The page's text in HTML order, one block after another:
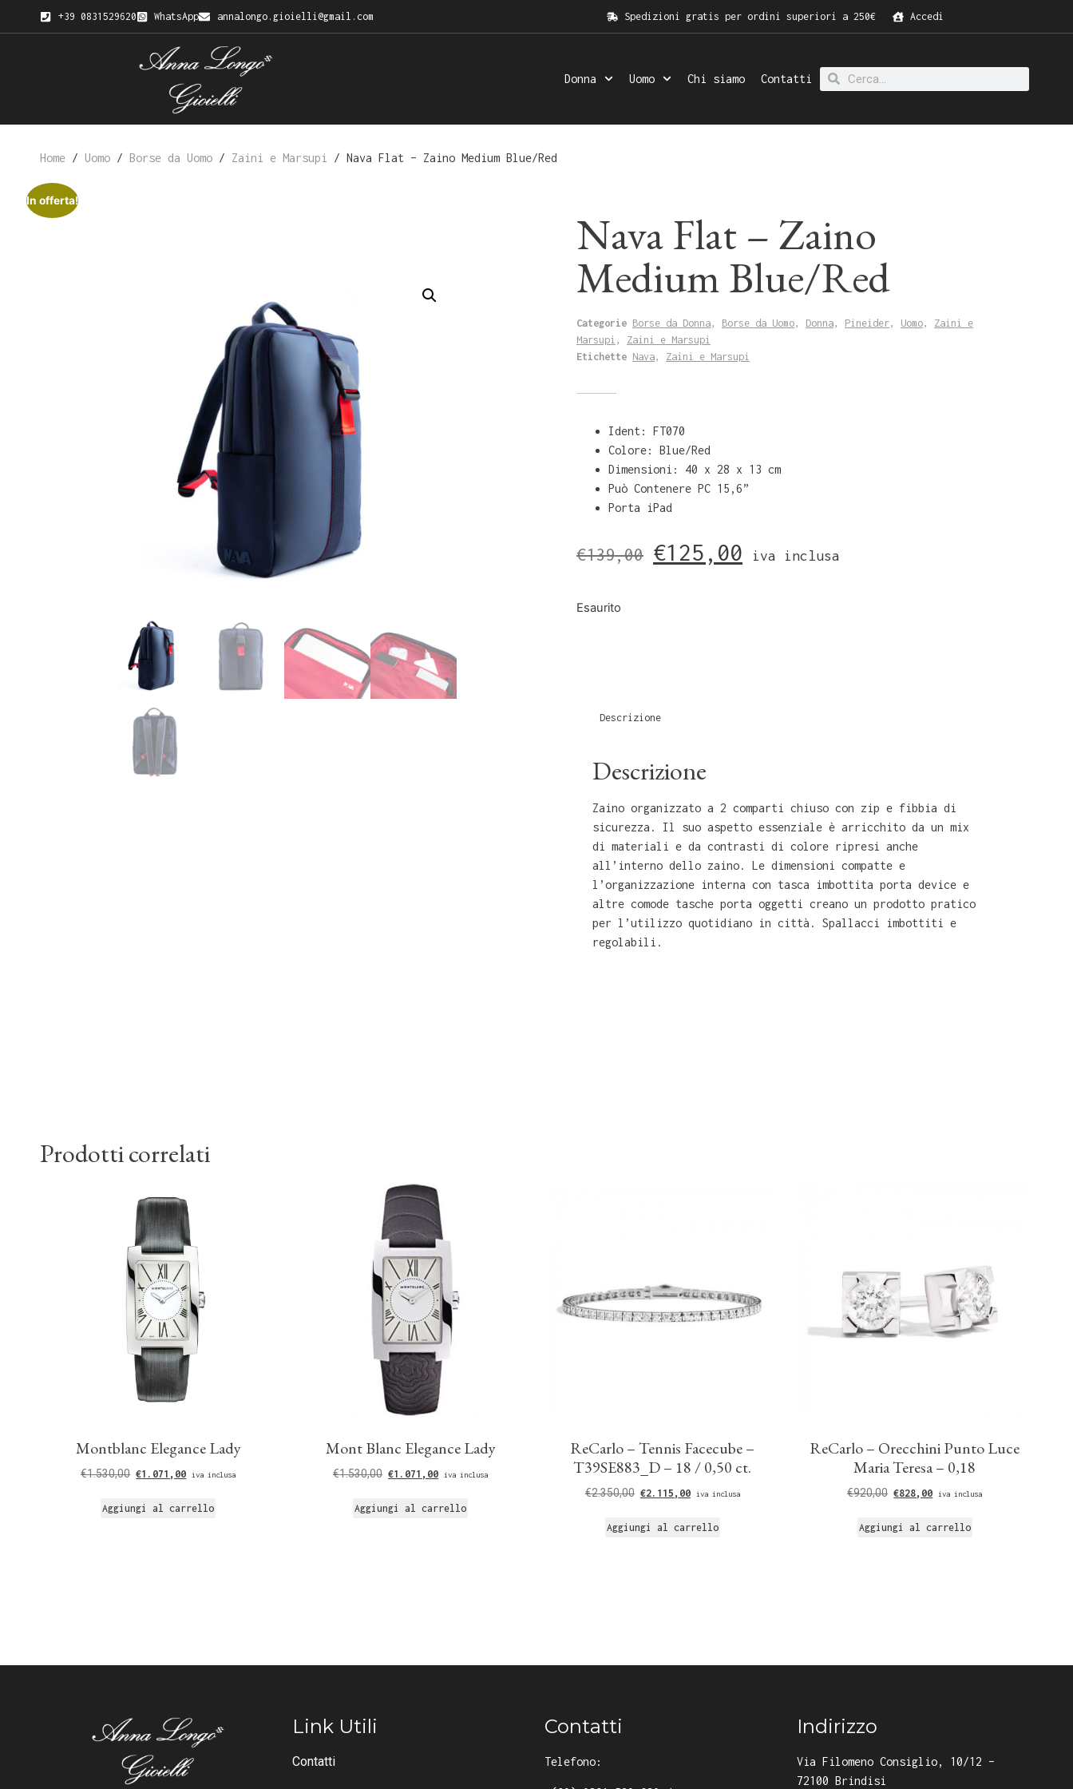
+39 0831529620 WhatsApp annalongo.gioielli@gmail.com Spedizioni gratis per ordini superiori a 250€ Accedi
Donna Uomo Chi siamo Contatti
Home / Uomo / Borse da Uomo / Zaini e Marsupi / Nava Flat – Zaino Medium Blue/Red
In offerta!
Nava Flat – Zaino
Medium Blue/Red
Categorie Borse da Donna, Borse da Uomo, Donna, Pineider, Uomo, Zaini e
Marsupi , Zaini e Marsupi
Etichette Nava, Zaini e Marsupi
Ident: FT070
Colore: Blue/Red
Dimensioni: 40 x 28 x 13 cm
Può Contenere PC 15,6”
Porta iPad
€139,00 €125,00 iva inclusa
Esaurito
Descrizione
Descrizione
Zaino organizzato a 2 comparti chiuso con zip e fibbia di
sicurezza. Il suo aspetto essenziale è arricchito da un mix
di materiali e da contrasti di colore ripresi anche
all’interno dello zaino. Le dimensioni compatte e
l’organizzazione interna con tasca imbottita porta device e
altre comode tasche porta oggetti creano un prodotto pratico
per l’utilizzo quotidiano in città. Spallacci imbottiti e
regolabili.
Prodotti correlati
Montblanc Elegance Lady
€1.530,00 €1.071,00 iva inclusa
Aggiungi al carrello
Mont Blanc Elegance Lady
€1.530,00 €1.071,00 iva inclusa
Aggiungi al carrello
ReCarlo – Tennis Facecube –
T39SE883_D – 18 / 0,50 ct.
€2.350,00 €2.115,00 iva inclusa
Aggiungi al carrello
ReCarlo – Orecchini Punto Luce
Maria Teresa – 0,18
€920,00 €828,00 iva inclusa
Aggiungi al carrello
Link Utili
Contatti
Contatti
Telefono:
Indirizzo
Via Filomeno Consiglio, 10/12 –
72100 Brindisi